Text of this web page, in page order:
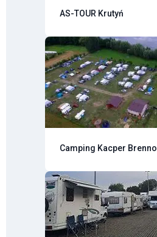
AS-TOUR Krutyń
Camping Kacper Brenno